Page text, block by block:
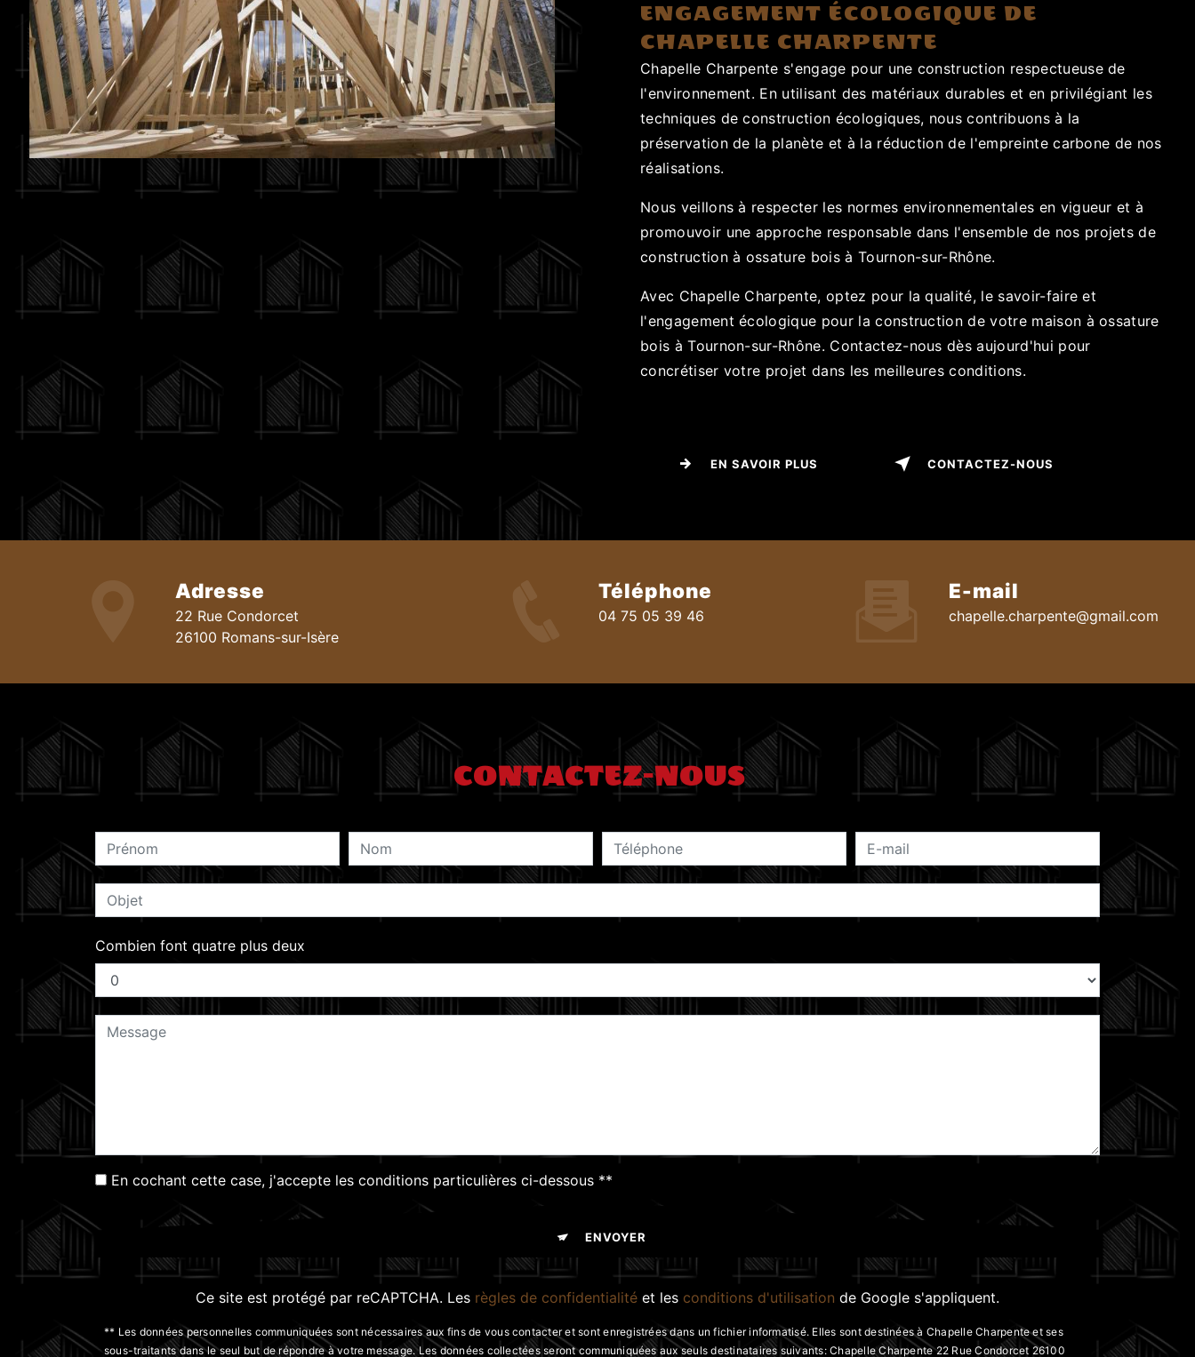
ENGAGEMENT ÉCOLOGIQUE DE
CHAPELLE CHARPENTE
Chapelle Charpente s'engage pour une construction respectueuse de
l'environnement. En utilisant des matériaux durables et en privilégiant les
techniques de construction écologiques, nous contribuons à la
préservation de la planète et à la réduction de l'empreinte carbone de nos
réalisations.
Nous veillons à respecter les normes environnementales en vigueur et à
promouvoir une approche responsable dans l'ensemble de nos projets de
construction à ossature bois à Tournon-sur-Rhône.
Avec Chapelle Charpente, optez pour la qualité, le savoir-faire et
l'engagement écologique pour la construction de votre maison à ossature
bois à Tournon-sur-Rhône. Contactez-nous dès aujourd'hui pour
concrétiser votre projet dans les meilleures conditions.
EN SAVOIR PLUS CONTACTEZ-NOUS
Adresse
22 Rue Condorcet
26100 Romans-sur-Isère
Téléphone
04 75 05 39 46
E-mail
chapelle.charpente@gmail.com
CONTACTEZ-NOUS
Combien font quatre plus deux
En cochant cette case, j'accepte les conditions particulières ci-dessous **
ENVOYER
Ce site est protégé par reCAPTCHA. Les règles de confidentialité et les conditions d'utilisation de Google s'appliquent.
** Les données personnelles communiquées sont nécessaires aux fins de vous contacter et sont enregistrées dans un fichier informatisé. Elles sont destinées à Chapelle Charpente et ses
sous-traitants dans le seul but de répondre à votre message. Les données collectées seront communiquées aux seuls destinataires suivants: Chapelle Charpente 22 Rue Condorcet 26100